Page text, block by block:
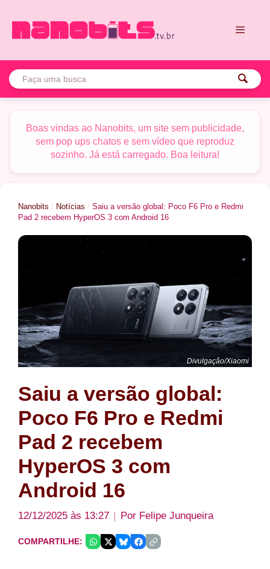
para
Boas vindas ao Nanobits, um site sem publicidade,
sem pop ups chatos e sem vídeo que reproduz
sozinho. Já está carregado. Boa leitura!
Nanobits / Notícias / Saiu a versão global: Poco F6 Pro e Redmi
Pad 2 recebem HyperOS 3 com Android 16
Divulgação/Xiaomi
Saiu a versão global:
Poco F6 Pro e Redmi
Pad 2 recebem
HyperOS 3 com
Android 16
12/12/2025 às 13:27 Por Felipe Junqueira
COMPARTILHE: